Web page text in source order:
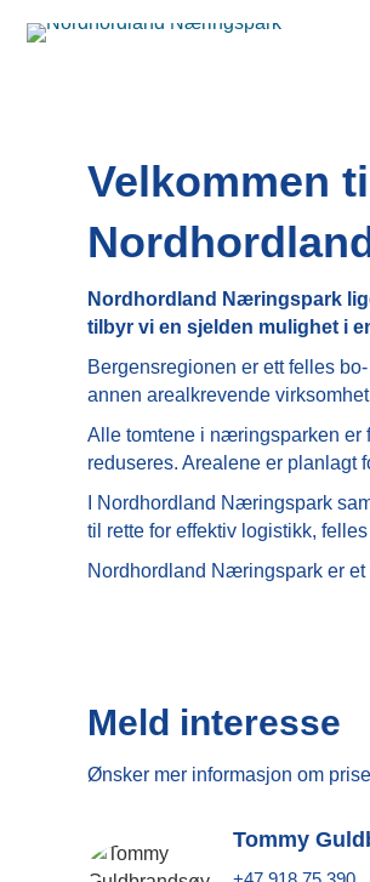
Velkommen
Nordhordland Næringspark
tilbyr vi en sjelden mulighet i
Bergensregionen er ett felles
annen arealkrevende
Alle tomtene i næringsparken er
reduseres. Arealene er planlagt
I Nordhordland Næringspark
til rette for effektiv logistikk,
Nordhordland Næringspark er
Meld interesse
Ønsker mer informasjon om
Tommy